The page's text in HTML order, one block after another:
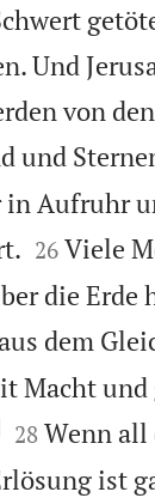
Und
von
und
Aufruhr

26 Viele
die
dem
Macht

28 Wenn all
ist